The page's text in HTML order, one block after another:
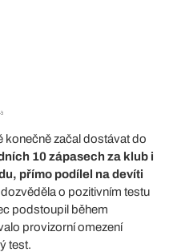
konečně začal dostávat do
10 zápasech za klub i
přímo podílel na devíti
o pozitivním testu
podstoupil během
provizorní omezení
test.